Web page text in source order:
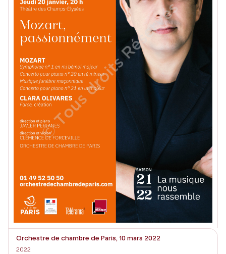
Orchestre de chambre de Paris, 10 mars 2022
2022